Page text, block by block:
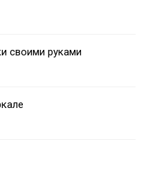
своими руками